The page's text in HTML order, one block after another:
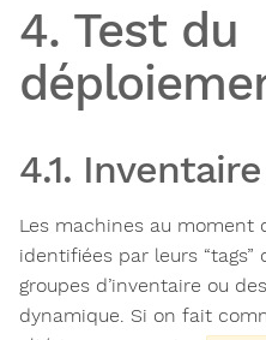
4. Test du
4.1.
Les machines au moment
identifiées par leurs
groupes d’inventaire ou
dynamique. Si on fait